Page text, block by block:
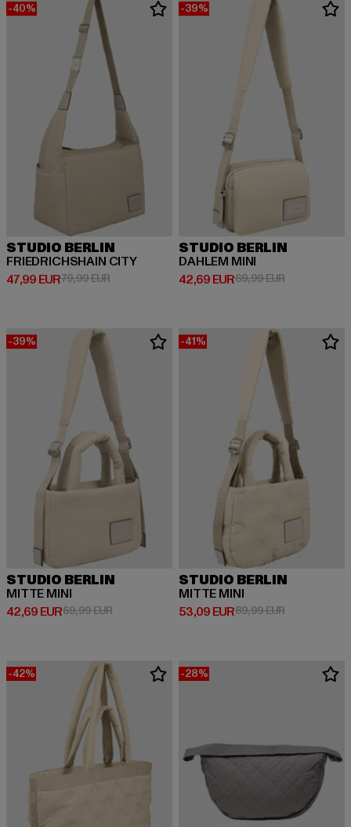
-40%
STUDIO BERLIN
FRIEDRICHSHAIN CITY
47,99 EUR
Derzeitiger Preis: 47,99 EUR
79,99 EURAktionspreis: 79,99 EUR
-39%
STUDIO BERLIN
DAHLEM MINI
42,69 EUR
Derzeitiger Preis: 42,69 EUR
69,99 EURAktionspreis:
-39%
STUDIO BERLIN
MITTE MINI
42,69 EUR
Derzeitiger Preis: 42,69 EUR
69,99 EURAktionspreis: 69,99 EUR
-41%
STUDIO BERLIN
MITTE MINI
53,09 EUR
Derzeitiger Preis: 53,09 EUR
89,99 EURAktionspreis:
-42% -28%